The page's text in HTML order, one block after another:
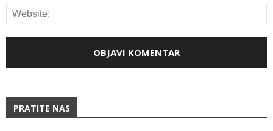
PRATITE NAS